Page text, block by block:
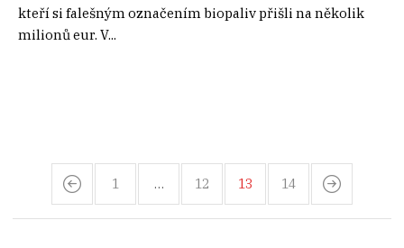
kteří si falešným označením biopaliv přišli na několik
milionů eur. V...
1 … 12 13 14